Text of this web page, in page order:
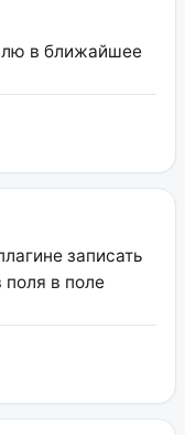
в ближайшее
записать
поля в поле